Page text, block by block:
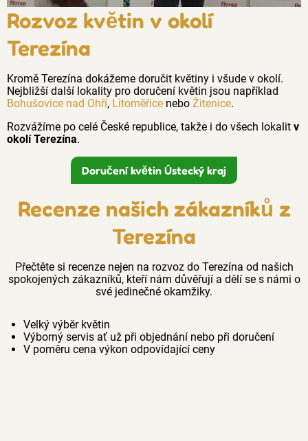
Rozvoz květin v okolí
Terezína
Kromě Terezína dokážeme doručit květiny i všude v okolí.
Nejbližší další lokality pro doručení květin jsou například
Bohušovice nad Ohří, Litoměřice nebo Žitenice.
Rozvážíme po celé České republice, takže i do všech lokalit v
okolí Terezína.
Doručení květin Ústecký kraj
Recenze našich zákazníků z
Terezína
Přečtěte si recenze nejen na rozvoz do Terezína od našich
spokojených zákazníků, kteří nám důvěřují a dělí se s námi o
své jedinečné okamžiky.
Velký výběr květin
Výborný servis ať už při objednání nebo při doručení
V poměru cena výkon odpovídající ceny